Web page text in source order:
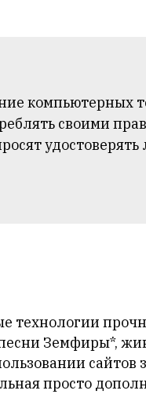
компьютерных
своими
удостоверять
технологии
Земфиры*,
просто